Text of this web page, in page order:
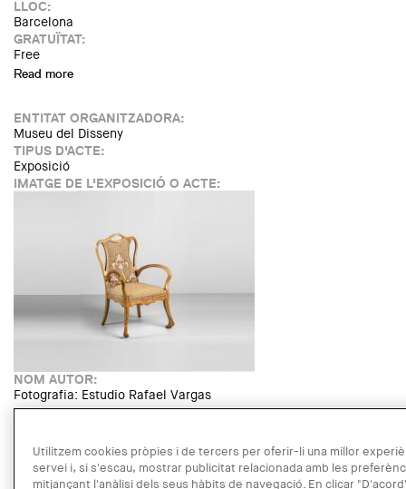
LLOC:
Barcelona
GRATUÏTAT:
Free
Read more
ENTITAT ORGANITZADORA:
Museu del Disseny
TIPUS D'ACTE:
Exposició
IMATGE DE L'EXPOSICIÓ O ACTE:
NOM AUTOR:
Fotografia: Estudio Rafael Vargas
LINK:
cap-la-cultura-del-disseny
DATA:
Dijous, 12 novembre, 2020 - 10:00fins aDijous, 31 desembre,
Utilitzem cookies pròpies i de tercers per oferir-li una millor
servei i, si s'escau, mostrar publicitat relacionada amb les
mitjançant l'anàlisi dels seus hàbits de navegació. En clicar